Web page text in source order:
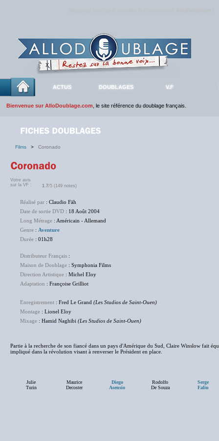
ACTUS DOUBLAGES V.F
Bienvenue sur AlloDoublage.com , le site référence du doublage français.
Films > Coronado
Votre avis
sur la VF :
1.7/5 (149 notes)
Réalisé par : Claudio Fäh
Date de sortie DVD : 18 Août 2004
Long Métrage : Américain - Allemand
Genre : Aventure
Durée : 01h28
Distributeur Français :
Maison de Doublage : Symphonia Films
Direction Artistique : Michel Eloy
Adaptation : Françoise Grilliot
Enregistrement : Fred Le Grand (Les Studios de Saint-Ouen)
Montage : Lionel Eloy
Mixage : Hamid Naghibi (Les Studios de Saint-Ouen)
Partie à la recherche de son fiancé dans un pays d'Amérique du Sud, Claire Winslow fait
impliqué dans la révolution visant à renverser le Président en place.
Julie
Turin
Maurice
Decoster
Diego
Asensio
Rodolfo
De Souza
Serge
Faliu